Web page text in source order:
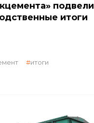
закупки
подвели
итоги
итоги